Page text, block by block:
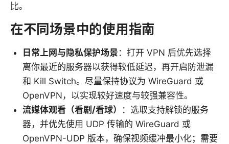
比。
在不同场景中的使用指南
日常上网与隐私保护场景 ：打开 VPN 后优先选择
离你最近的服务器以获得较低延迟，再开启防泄漏
和 Kill Switch。尽量保持协议为 WireGuard 或
OpenVPN，以实现较好速度与较强兼容性。
流媒体观看（看剧/看球）
：选取支持解锁的服务
器，并优先使用 UDP 传输的 WireGuard 或
OpenVPN-UDP 版本，确保视频缓冲最小化；需要